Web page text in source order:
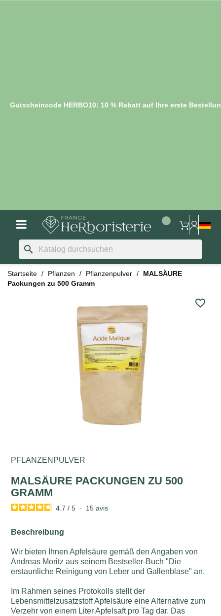
Gutscheincode HERBO10: 10 % Rabatt auf Ihre erste
search
Startseite Pflanzen Pflanzenpulver
MALSÄURE
Packungen zu 500 Gramm
favorite_border
PFLANZENPULVER
MALSÄURE PACKUNGEN ZU 500
GRAMM
4.7 / 5 - 15avis
Beschreibung
Wir bieten Ihnen Apfelsäure gemäß den Angaben von
Andreas Moritz aus seinem Bestseller-Buch "Die
erstaunliche Reinigung von Leber und Gallenblase" an.
Im Rahmen seines Protokolls stellt der
Lebensmittelzusatzstoff Apfelsäure eine Alternative zum
Verzehr von einem Liter Apfelsaft pro Tag dar. Das